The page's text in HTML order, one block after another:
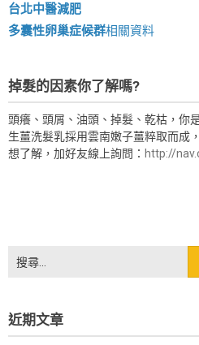
台北中醫減肥
多囊性卵巢症候群相關資料
掉髮的因素你了解嗎?
頭癢、頭屑、油頭、掉髮、乾枯，你
生薑洗髮乳採用雲南嫩子薑粹取而成
想了解，加好友線上詢問： http://
尋
字:
近期文章